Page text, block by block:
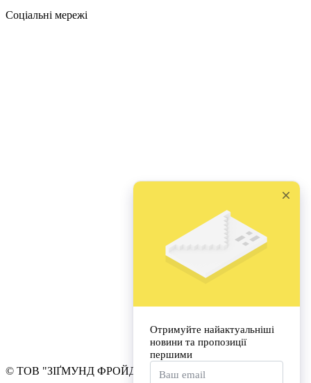
Соціальні мережі
© ТОВ "ЗІҐМУНД ФРОЙД УНІВЕРСИТЕТ УКРАЇНА"